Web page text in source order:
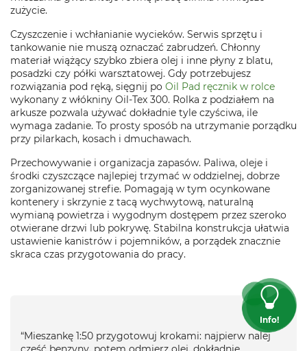
zużycie.
Czyszczenie i wchłanianie wycieków. Serwis sprzętu i
tankowanie nie muszą oznaczać zabrudzeń. Chłonny
materiał wiążący szybko zbiera olej i inne płyny z blatu,
posadzki czy półki warsztatowej. Gdy potrzebujesz
rozwiązania pod ręką, sięgnij po Oil Pad ręcznik w rolce
wykonany z włókniny Oil‑Tex 300. Rolka z podziałem na
arkusze pozwala używać dokładnie tyle czyściwa, ile
wymaga zadanie. To prosty sposób na utrzymanie porządku
przy pilarkach, kosach i dmuchawach.
Przechowywanie i organizacja zapasów. Paliwa, oleje i
środki czyszczące najlepiej trzymać w oddzielnej, dobrze
zorganizowanej strefie. Pomagają w tym ocynkowane
kontenery i skrzynie z tacą wychwytową, naturalną
wymianą powietrza i wygodnym dostępem przez szeroko
otwierane drzwi lub pokrywę. Stabilna konstrukcja ułatwia
ustawienie kanistrów i pojemników, a porządek znacznie
skraca czas przygotowania do pracy.
Info!
“Mieszankę 1:50 przygotowuj krokami: najpierw nalej